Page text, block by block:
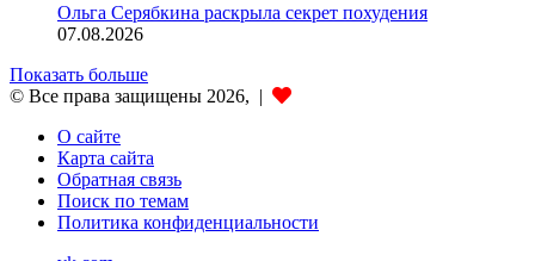
Ольга Серябкина раскрыла секрет похудения
07.08.2026
Показать больше
© Все права защищены 2026, |
О сайте
Карта сайта
Обратная связь
Поиск по темам
Политика конфиденциальности